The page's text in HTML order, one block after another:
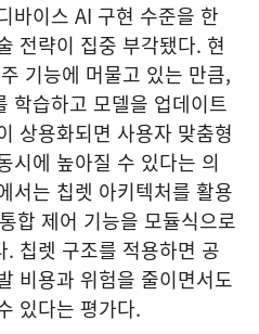
바이스 AI 구현 수준을 한
전략이 집중 부각됐다. 현
기능에 머물고 있는 만큼,
학습하고 모델을 업데이트
상용화되면 사용자 맞춤형
시에 높아질 수 있다는 의
서는 칩렛 아키텍처를 활용
합 제어 기능을 모듈식으로
칩렛 구조를 적용하면 공
비용과 위험을 줄이면서도
있다는 평가다.